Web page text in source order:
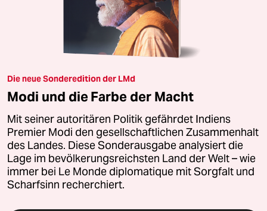
Die neue Sonderedition der LMd
Modi und die Farbe der Macht
Mit seiner autoritären Politik gefährdet Indiens
Premier Modi den gesellschaftlichen Zusammenhalt
des Landes. Diese Sonderausgabe analysiert die
Lage im bevölkerungsreichsten Land der Welt – wie
immer bei Le Monde diplomatique mit Sorgfalt und
Scharfsinn recherchiert.